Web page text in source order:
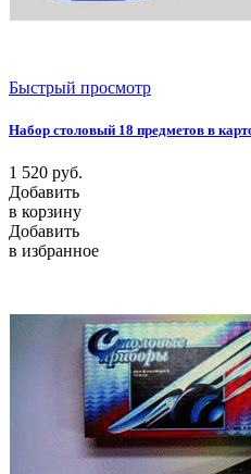
Быстрый просмотр
Набор столовый 18 предметов в
1 520 руб.
Добавить
в корзину
Добавить
в избранное